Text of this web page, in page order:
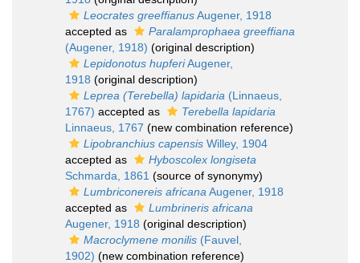
Leocrates greeffianusAugener, 1918
accepted as
Paralamprophaea greeffiana
(Augener, 1918) (original description)
Lepidonotus hupferiAugener,
1918 (original description)
Leprea (Terebella) lapidaria (Linnaeus,
1767) accepted as
Terebella lapidaria
Linnaeus, 1767 (new combination reference)
Lipobranchius capensis Willey, 1904
accepted as
Hyboscolex longiseta
Schmarda, 1861 (source of synonymy)
Lumbriconereis africana Augener, 1918
accepted as
Lumbrineris africana
Augener, 1918 (original description)
Macroclymene monilis (Fauvel,
1902) (new combination reference)